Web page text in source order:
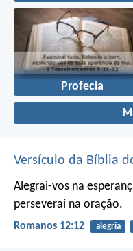
Profecia
Versículo da Bíblia
Alegrai-vos na
perseverai na oração.
Romanos 12:12 alegria